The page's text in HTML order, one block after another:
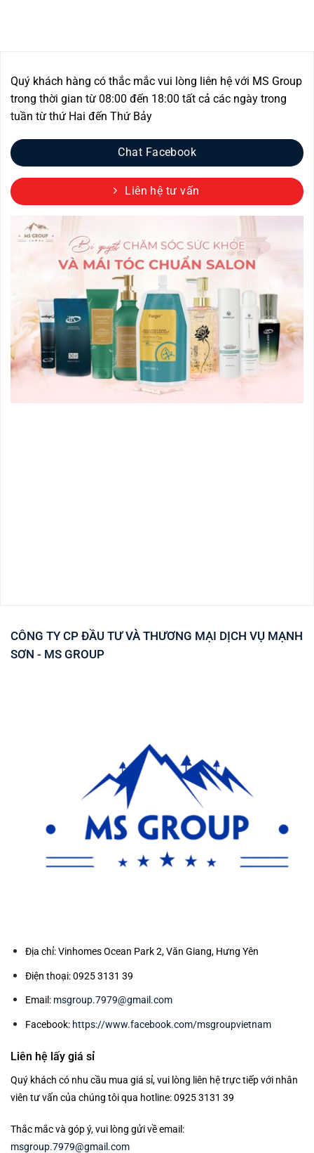
Quý khách hàng có thắc mắc vui lòng liên hệ với MS Group
trong thời gian từ 08:00 đến 18:00 tất cả các ngày trong
tuần từ thứ Hai đến Thứ Bảy
Chat Facebook
Liên hệ tư vấn
CÔNG TY CP ĐẦU TƯ VÀ THƯƠNG MẠI DỊCH VỤ MẠNH
SƠN - MS GROUP
Địa chỉ: Vinhomes Ocean Park 2, Văn Giang, Hưng Yên
Điện thoại: 0925 3131 39
Email: msgroup.7979@gmail.com
Facebook: https://www.facebook.com/msgroupvietnam
Liên hệ lấy giá sỉ
Quý khách có nhu cầu mua giá sỉ, vui lòng liên hệ trực tiếp với nhân
viên tư vấn của chúng tôi qua hotline: 0925 3131 39
Thắc mắc và góp ý, vui lòng gửi về email:
msgroup.7979@gmail.com